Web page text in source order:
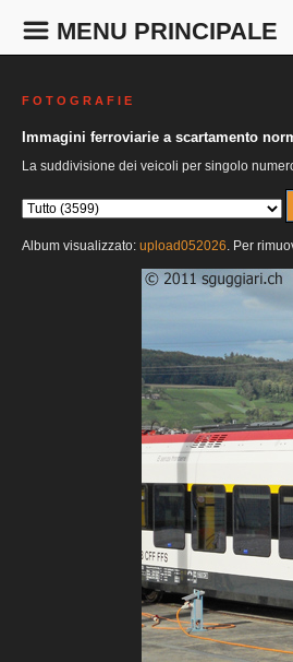
MENU PRINCIPALE
F O T O G R A F I E
Immagini ferroviarie a scartamento
La suddivisione dei veicoli per singolo
Album visualizzato: upload052026. Per